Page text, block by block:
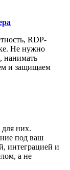
RDP-
Не нужно
нанимать
и защищаем
них.
под ваш
интеграцией и
а не